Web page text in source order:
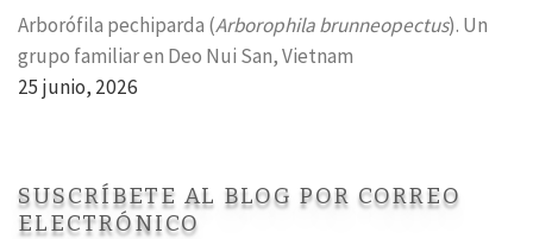
Arborófila pechiparda (Arborophila brunneopectus). Un
grupo familiar en Deo Nui San, Vietnam
25 junio, 2026
SUSCRÍBETE AL BLOG POR CORREO
ELECTRÓNICO